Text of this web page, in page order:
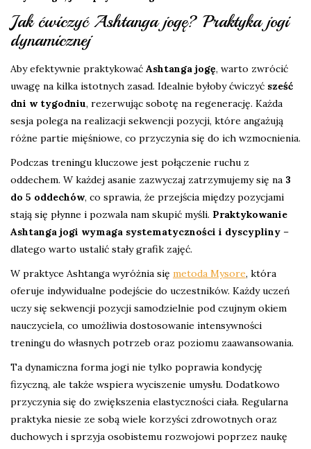
Jak ćwiczyć Ashtanga jogę? Praktyka jogi
dynamicznej
Aby efektywnie praktykować Ashtanga jogę, warto zwrócić
uwagę na kilka istotnych zasad. Idealnie byłoby ćwiczyć sześć
dni w tygodniu, rezerwując sobotę na regenerację. Każda
sesja polega na realizacji sekwencji pozycji, które angażują
różne partie mięśniowe, co przyczynia się do ich wzmocnienia.
Podczas treningu kluczowe jest połączenie ruchu z
oddechem. W każdej asanie zazwyczaj zatrzymujemy się na 3
do 5 oddechów, co sprawia, że przejścia między pozycjami
stają się płynne i pozwala nam skupić myśli. Praktykowanie
Ashtanga jogi wymaga systematyczności i dyscypliny –
dlatego warto ustalić stały grafik zajęć.
W praktyce Ashtanga wyróżnia się metoda Mysore, która
oferuje indywidualne podejście do uczestników. Każdy uczeń
uczy się sekwencji pozycji samodzielnie pod czujnym okiem
nauczyciela, co umożliwia dostosowanie intensywności
treningu do własnych potrzeb oraz poziomu zaawansowania.
Ta dynamiczna forma jogi nie tylko poprawia kondycję
fizyczną, ale także wspiera wyciszenie umysłu. Dodatkowo
przyczynia się do zwiększenia elastyczności ciała. Regularna
praktyka niesie ze sobą wiele korzyści zdrowotnych oraz
duchowych i sprzyja osobistemu rozwojowi poprzez naukę